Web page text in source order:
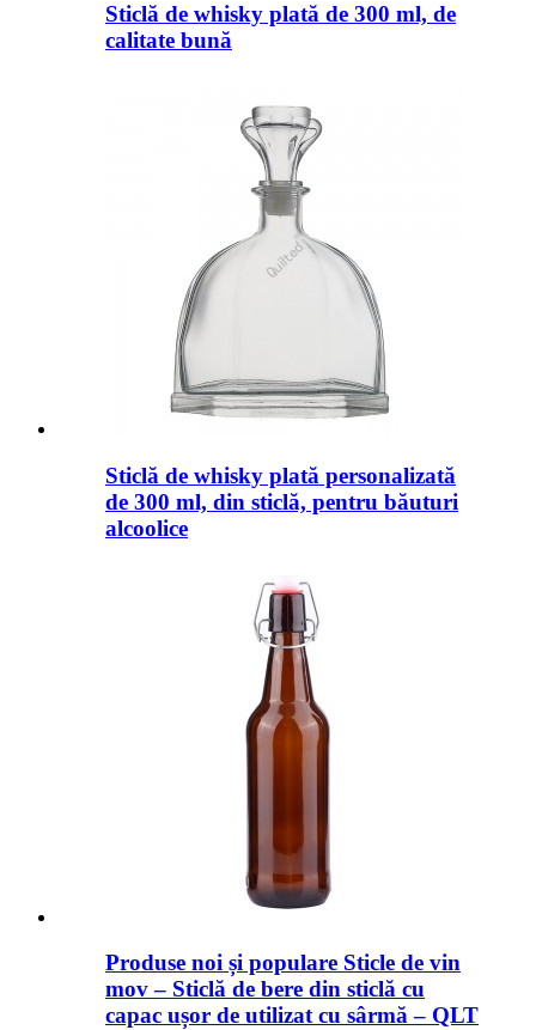
Sticlă de whisky plată de 300 ml, de
calitate bună
Sticlă de whisky plată personalizată
de 300 ml, din sticlă, pentru băuturi
alcoolice
Produse noi și populare Sticle de vin
mov – Sticlă de bere din sticlă cu
capac ușor de utilizat cu sârmă – QLT